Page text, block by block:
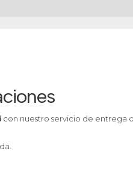
nuestro servicio de entrega